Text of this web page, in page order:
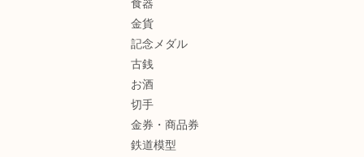
金貨
記念メダル
古銭
お酒
切手
金券・商品券
鉄道模型